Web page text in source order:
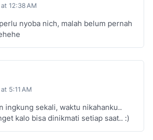
12:38 AM
nyoba nich, malah belum pernah
5:11 AM
ingkung sekali, waktu nikahanku..
kalo bisa dinikmati setiap saat.. :)